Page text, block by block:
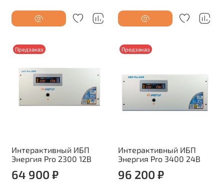
Предзаказ
Интерактивный ИБП
Энергия Pro 2300 12В
64 900 ₽
Предзаказ
Интерактивный ИБП
Энергия Pro 3400 24В
96 200 ₽